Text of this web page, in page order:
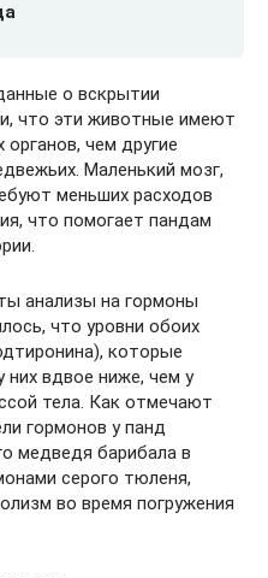
о вскрытии
что эти животные имеют
чем другие
Маленький мозг,
меньших расходов
что помогает пандам
анализы на гормоны
что уровни обоих
которые
них вдвое ниже, чем у
тела. Как отмечают
гормонов у панд
медведя барибала в
серого тюленя,
во время погружения